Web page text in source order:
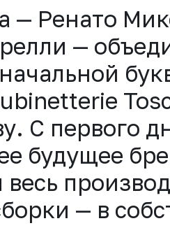
— Ренато
—
С первого
будущее
весь
— в